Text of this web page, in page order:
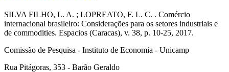
SILVA FILHO, L. A. ; LOPREATO, F. L. C. . Comércio
internacional brasileiro: Considerações para os setores industriais e
de commodities. Espacios (Caracas), v. 38, p. 10-25, 2017.
Comissão de Pesquisa - Instituto de Economia - Unicamp
Rua Pitágoras, 353 - Barão Geraldo